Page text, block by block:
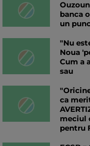
banca
un
"Nu
Noua
Cum a
sau
ca
meciul
pentru